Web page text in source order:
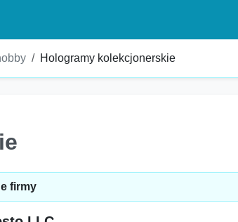
Hologramy kolekcjonerskie
firmy